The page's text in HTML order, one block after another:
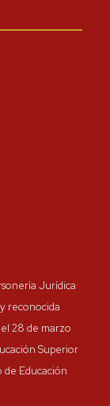
Jurídica
reconocida
28 de marzo
Superior
de Educación